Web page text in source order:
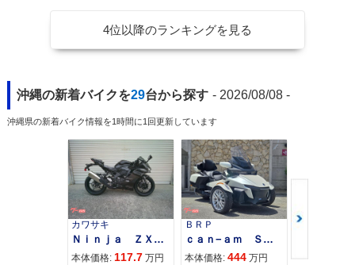
4位以降のランキングを見る
沖縄の新着バイクを29台から探す - 2026/08/08 -
沖縄県の新着バイク情報を1時間に1回更新しています
カワサキ
Ｎｉｎｊａ ＺＸ−４Ｒ ＳＥ
本体価格: 117.7 万円
ＢＲＰ
ｃａｎ−ａｍ ＳＰＹＤＥＲ ＲＴ ＬＩＭＩＴＥＤ
本体価格: 444 万円
スズキ
本体価格: